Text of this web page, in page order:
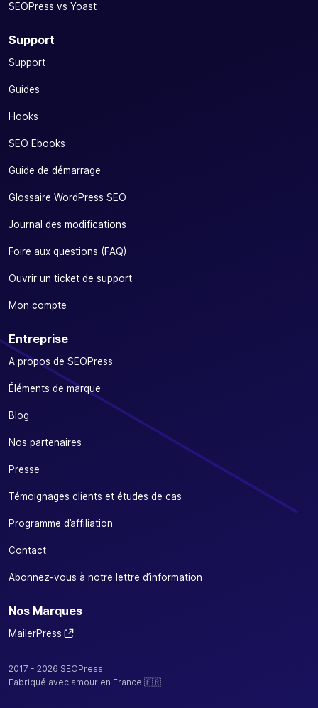
SEOPress vs Yoast
Support
Support
Guides
Hooks
SEO Ebooks
Guide de démarrage
Glossaire WordPress SEO
Journal des modifications
Foire aux questions (FAQ)
Ouvrir un ticket de support
Mon compte
Entreprise
A propos de SEOPress
Éléments de marque
Blog
Nos partenaires
Presse
Témoignages clients et études de cas
Programme d’affiliation
Contact
Abonnez-vous à notre lettre d’information
Nos Marques
MailerPress
2017 - 2026 SEOPress
Fabriqué avec amour en France 🇫🇷